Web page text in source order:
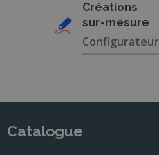
la crémation, nos
se déroule avec
Créations
sur-mesure
Configurateur
Catalogue